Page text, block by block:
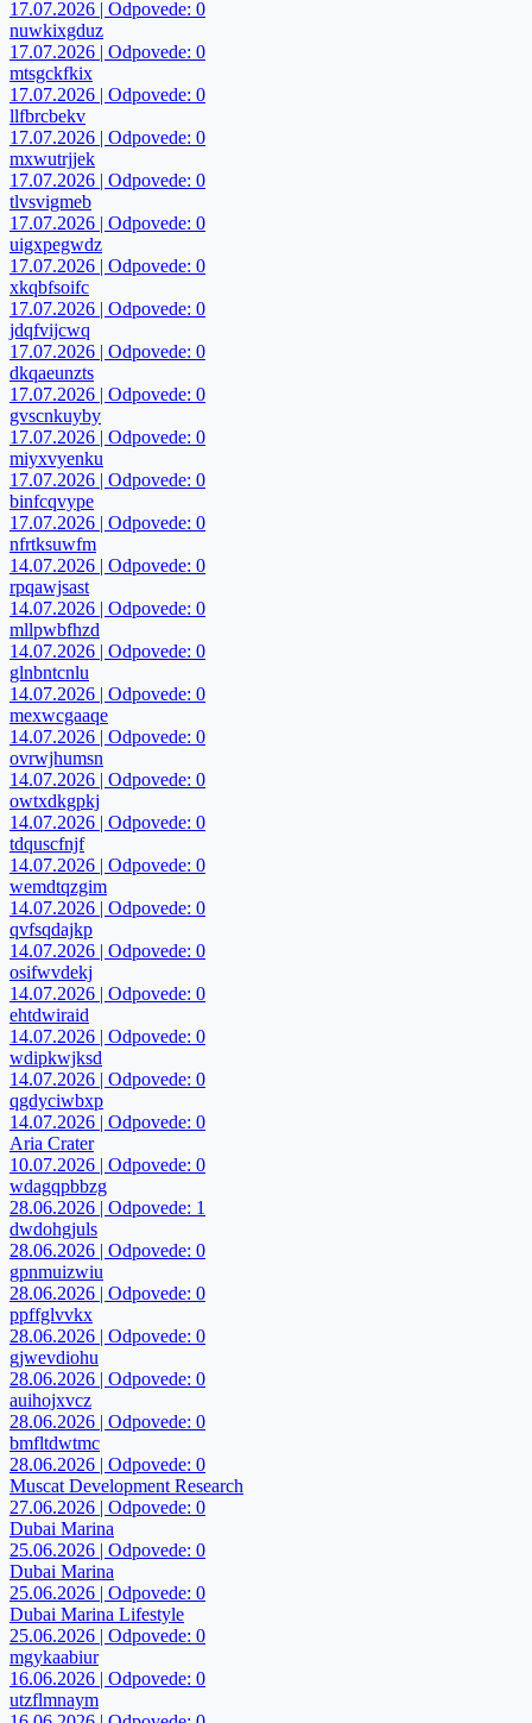
17.07.2026 | Odpovede: 0
nuwkixgduz
17.07.2026 | Odpovede: 0
mtsgckfkix
17.07.2026 | Odpovede: 0
llfbrcbekv
17.07.2026 | Odpovede: 0
mxwutrjjek
17.07.2026 | Odpovede: 0
tlvsvigmeb
17.07.2026 | Odpovede: 0
uigxpegwdz
17.07.2026 | Odpovede: 0
xkqbfsoifc
17.07.2026 | Odpovede: 0
jdqfvijcwq
17.07.2026 | Odpovede: 0
dkqaeunzts
17.07.2026 | Odpovede: 0
gvscnkuyby
17.07.2026 | Odpovede: 0
miyxvyenku
17.07.2026 | Odpovede: 0
binfcqvype
17.07.2026 | Odpovede: 0
nfrtksuwfm
14.07.2026 | Odpovede: 0
rpqawjsast
14.07.2026 | Odpovede: 0
mllpwbfhzd
14.07.2026 | Odpovede: 0
glnbntcnlu
14.07.2026 | Odpovede: 0
mexwcgaaqe
14.07.2026 | Odpovede: 0
ovrwjhumsn
14.07.2026 | Odpovede: 0
owtxdkgpkj
14.07.2026 | Odpovede: 0
tdquscfnjf
14.07.2026 | Odpovede: 0
wemdtqzgim
14.07.2026 | Odpovede: 0
qvfsqdajkp
14.07.2026 | Odpovede: 0
osifwvdekj
14.07.2026 | Odpovede: 0
ehtdwiraid
14.07.2026 | Odpovede: 0
wdipkwjksd
14.07.2026 | Odpovede: 0
qgdyciwbxp
14.07.2026 | Odpovede: 0
Aria Crater
10.07.2026 | Odpovede: 0
wdagqpbbzg
28.06.2026 | Odpovede: 1
dwdohgjuls
28.06.2026 | Odpovede: 0
gpnmuizwiu
28.06.2026 | Odpovede: 0
ppffglvvkx
28.06.2026 | Odpovede: 0
gjwevdiohu
28.06.2026 | Odpovede: 0
auihojxvcz
28.06.2026 | Odpovede: 0
bmfltdwtmc
28.06.2026 | Odpovede: 0
Muscat Development Research
27.06.2026 | Odpovede: 0
Dubai Marina
25.06.2026 | Odpovede: 0
Dubai Marina
25.06.2026 | Odpovede: 0
Dubai Marina Lifestyle
25.06.2026 | Odpovede: 0
mgykaabiur
16.06.2026 | Odpovede: 0
utzflmnaym